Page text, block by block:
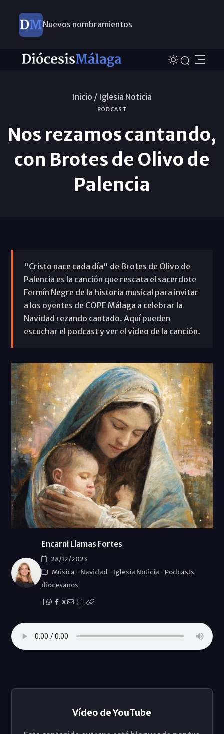
Nuevos nombramientos
Inicio / Iglesia Noticia
PODCAST
Nos rezamos cantando,
con Brotes de Olivo de
Palencia
"Cristo nace cada día" de Brotes de Olivo de
Palencia es la canción que rescata el sacerdote
Fermín Negre de la historia musical para invitar
a los oyentes de COPE Málaga a celebrar la
Navidad rezando cantado. Aquí pueden
escuchar el podcast y ver el vídeo de la canción.
Encarni Llamas Fortes
28/12/2023
Música - Navidad - Iglesia Noticia - Podcasts
diocesanos
X
Vídeo de YouTube